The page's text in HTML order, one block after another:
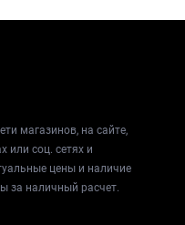
магазинов, на сайте,
или соц. сетях и
цены и наличие
за наличный расчет.